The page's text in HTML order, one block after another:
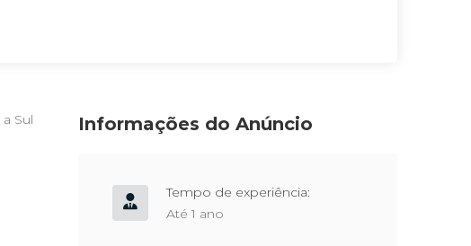
Sul
Informações do Anúncio
Tempo de experiência:
Até 1 ano